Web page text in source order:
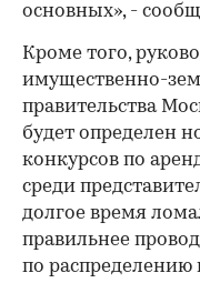
основных», -
Кроме того,
имущественно-
правительства
будет определен
конкурсов по
среди
долгое время
правильнее
по